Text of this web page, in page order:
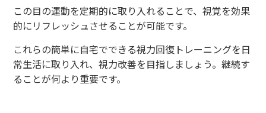
この目の運動を定期的に取り入れることで、視覚を効果
的にリフレッシュさせることが可能です。
これらの簡単に自宅でできる視力回復トレーニングを日
常生活に取り入れ、視力改善を目指しましょう。継続す
ることが何より重要です。